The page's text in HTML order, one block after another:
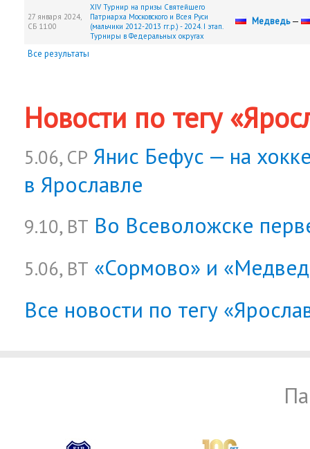
27 января 2024,
СБ 11:00
XIV Турнир на призы Святейшего
Патриарха Московского и Всея Руси
(мальчики 2012-2013 гг.р.) - 2024. I этап.
Турниры в Федеральных округах
Медведь—
Все результаты
Новости по тегу
5.06, СР Янис Бефус — на
в Ярославле
9.10, ВТ Во Всеволожске
5.06, ВТ «Сормово» и
Все новости по тегу